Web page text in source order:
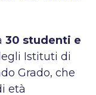
30 studenti e
Istituti di
Grado, che
età